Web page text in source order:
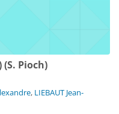
(S. Pioch)
, LIEBAUT Jean-